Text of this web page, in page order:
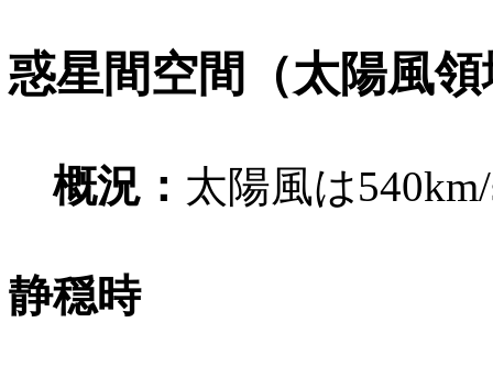
惑星間空間（太陽風
概況： 太陽風は
静穏時